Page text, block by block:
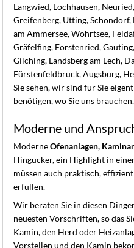
Langwied, Lochhausen,
Greifenberg, Utting,
am Ammersee, Wöhrtsee,
Gräfelfing, Forstenried,
Gilching, Landsberg am Lech,
Fürstenfeldbruck, Augsburg,
Sie sehen, wir sind für Sie
benötigen, wo Sie uns brauchen.
Moderne und
ModerneOfenanlagen,
Hingucker, ein Highlight in
müssen auch praktisch,
erfüllen.
Wir beraten Sie in diesen
neuesten Vorschriften, so das
Kamin, den Herd oder
Vorstellen und den Kamin